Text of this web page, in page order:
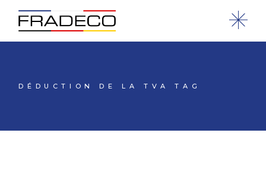
DÉDUCTION DE LA TVA TAG